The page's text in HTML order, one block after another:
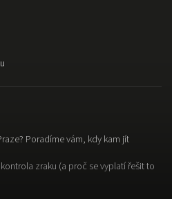
Poradíme vám, kdy kam jít
zraku (a proč se vyplatí řešit to